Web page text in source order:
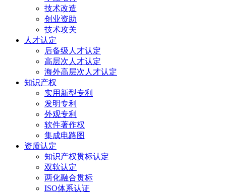
技术改造
创业资助
技术攻关
人才认定
后备级人才认定
高层次人才认定
海外高层次人才认定
知识产权
实用新型专利
发明专利
外观专利
软件著作权
集成电路图
资质认定
知识产权贯标认定
双软认定
两化融合贯标
ISO体系认证